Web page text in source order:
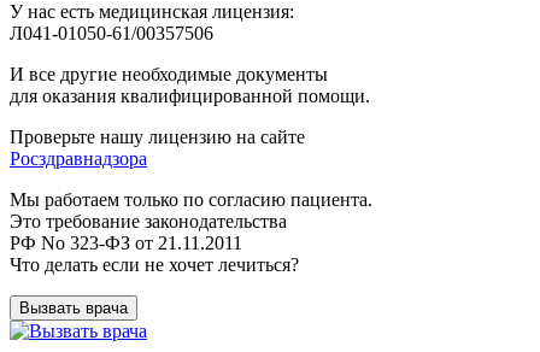
У нас есть медицинская лицензия:
Л041-01050-61/00357506
И все другие необходимые документы
для оказания квалифицированной помощи.
Проверьте нашу лицензию на сайте
Росздравнадзора
Мы работаем только по согласию пациента.
Это требование законодательства
РФ No 323-ФЗ от 21.11.2011
Что делать если не хочет лечиться?
Вызвать врача